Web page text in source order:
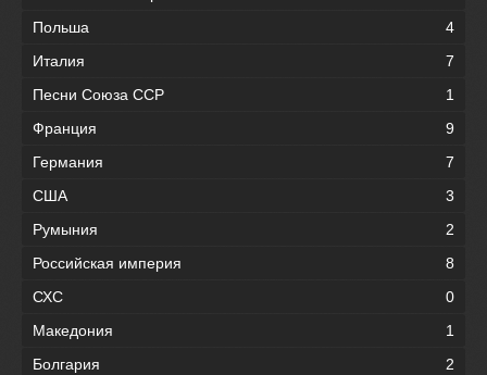
Польша
4
Италия
7
Песни Союза ССР
1
Франция
9
Германия
7
США
3
Румыния
2
Российская империя
8
СХС
0
Македония
1
Болгария
2